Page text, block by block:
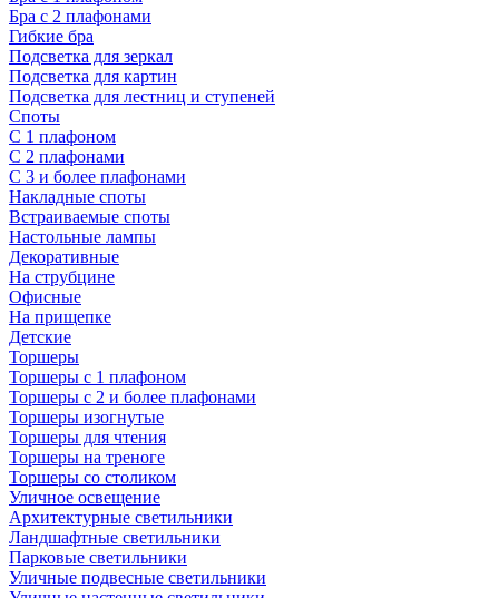
Бра с 2 плафонами
Гибкие бра
Подсветка для зеркал
Подсветка для картин
Подсветка для лестниц и ступеней
Споты
С 1 плафоном
С 2 плафонами
С 3 и более плафонами
Накладные споты
Встраиваемые споты
Настольные лампы
Декоративные
На струбцине
Офисные
На прищепке
Детские
Торшеры
Торшеры с 1 плафоном
Торшеры с 2 и более плафонами
Торшеры изогнутые
Торшеры для чтения
Торшеры на треноге
Торшеры со столиком
Уличное освещение
Архитектурные светильники
Ландшафтные светильники
Парковые светильники
Уличные подвесные светильники